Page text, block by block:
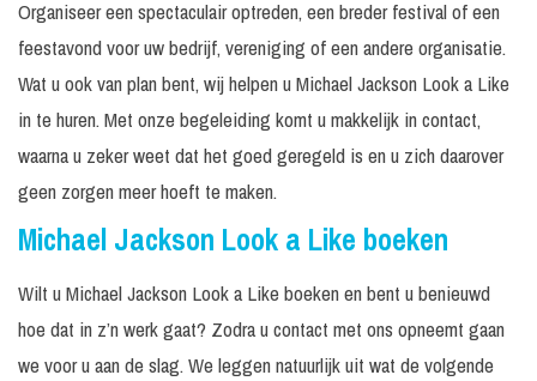
Organiseer een spectaculair optreden, een breder festival of een
feestavond voor uw bedrijf, vereniging of een andere organisatie.
Wat u ook van plan bent, wij helpen u Michael Jackson Look a Like
in te huren. Met onze begeleiding komt u makkelijk in contact,
waarna u zeker weet dat het goed geregeld is en u zich daarover
geen zorgen meer hoeft te maken.
Michael Jackson Look a Like boeken
Wilt u Michael Jackson Look a Like boeken en bent u benieuwd
hoe dat in z’n werk gaat? Zodra u contact met ons opneemt gaan
we voor u aan de slag. We leggen natuurlijk uit wat de volgende